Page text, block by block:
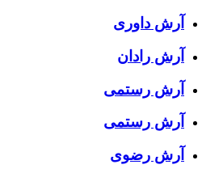
آرش داوری
آرش رادان
آرش رستمى
آرش رستمی
آرش رضوی